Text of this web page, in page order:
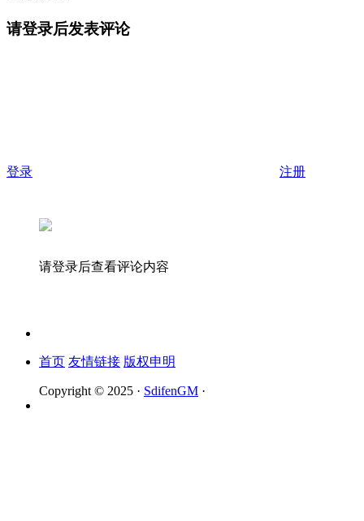
请登录后发表评论
登录 注册
请登录后查看评论内容
首页 友情链接 版权申明
Copyright © 2025 · SdifenGM ·